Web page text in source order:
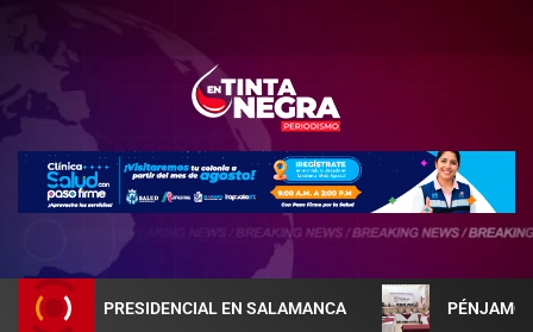
PRESIDENCIAL EN SALAMANCA PÉNJAMO